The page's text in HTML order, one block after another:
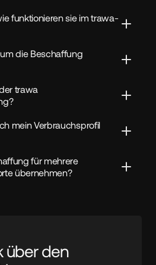
funktionieren sie im trawa-
die Beschaffung
trawa
mein Verbrauchsprofil
für mehrere
übernehmen?
über den